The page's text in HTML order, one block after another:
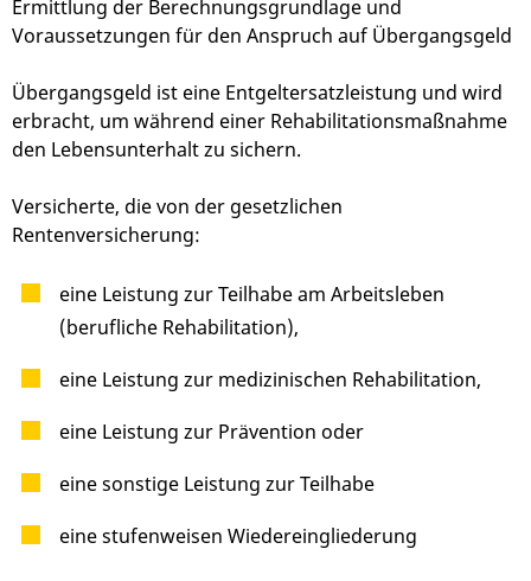
Ermittlung der Berechnungsgrundlage und
Voraussetzungen für den Anspruch auf Übergangsgeld
Übergangsgeld ist eine Entgeltersatzleistung und wird
erbracht, um während einer Rehabilitationsmaßnahme
den Lebensunterhalt zu sichern.
Versicherte, die von der gesetzlichen
Rentenversicherung:
eine Leistung zur Teilhabe am Arbeitsleben
(berufliche Rehabilitation),
eine Leistung zur medizinischen Rehabilitation,
eine Leistung zur Prävention oder
eine sonstige Leistung zur Teilhabe
eine stufenweisen Wiedereingliederung